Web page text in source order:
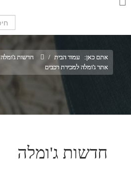
אתם כאן: עמוד הבית / חדשות ג'ומלה
אתר ג'ומלה למכירת רכבים
חדשות ג'ומלה